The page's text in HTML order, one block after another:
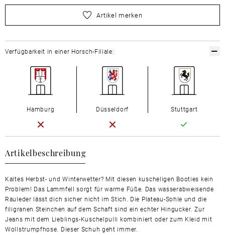
wählen Sie zuerst Ihre Größe aus
Artikel merken
Artikelbeschreibung
Kaltes Herbst- und Winterwetter? Mit diesen kuscheligen Booties kein
Problem! Das Lammfell sorgt für warme Füße. Das wasserabweisende
Rauleder lässt dich sicher nicht im Stich. Die Plateau-Sohle und die
filigranen Steinchen auf dem Schaft sind ein echter Hingucker. Zur
Jeans mit dem Lieblings-Kuschelpulli kombiniert oder zum Kleid mit
Wollstrumpfhose. Dieser Schuh geht immer.
Verfügbarkeit in einer Horsch-Filiale:
Hamburg Düsseldorf Stuttgart